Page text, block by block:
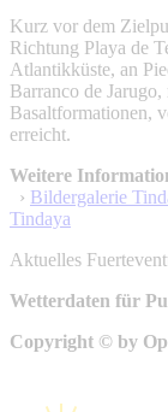
Kurz vor dem
Richtung Playa de
Atlantikküste, an
Barranco de
Basaltformationen,
erreicht.
Weitere
› Bildergalerie
Tindaya
Aktuelles
Wetterdaten für
Copyright © by